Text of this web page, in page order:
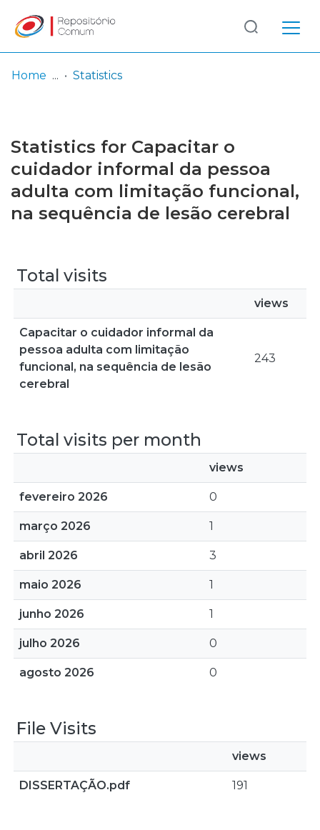
Browse repository
Entities
Log
In
(current)
Home Statistics
Statistics for Capacitar o
cuidador informal da pessoa
adulta com limitação funcional,
na sequência de lesão cerebral
Total visits
views
Capacitar o cuidador informal da
pessoa adulta com limitação
funcional, na sequência de lesão
cerebral
243
Total visits per month
views
fevereiro 2026 0
março 2026 1
abril 2026 3
maio 2026 1
junho 2026 1
julho 2026 0
agosto 2026 0
File Visits
views
DISSERTAÇÃO.pdf 191